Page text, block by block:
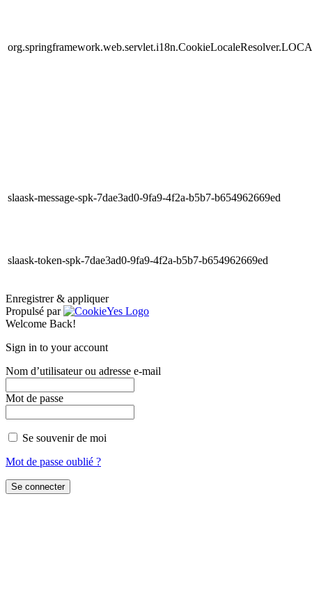
slaask-message-spk-7dae3ad0-9fa9-4f2a-b5b7-b654962669ed
slaask-token-spk-7dae3ad0-9fa9-4f2a-b5b7-b654962669ed
Enregistrer & appliquer
Propulsé par
Welcome Back!
Sign in to your account
Nom d’utilisateur ou adresse e-mail
Mot de passe
Se souvenir de moi
Mot de passe oublié ?